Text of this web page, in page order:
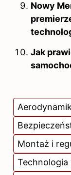
Nowy
Jak
Montaż i